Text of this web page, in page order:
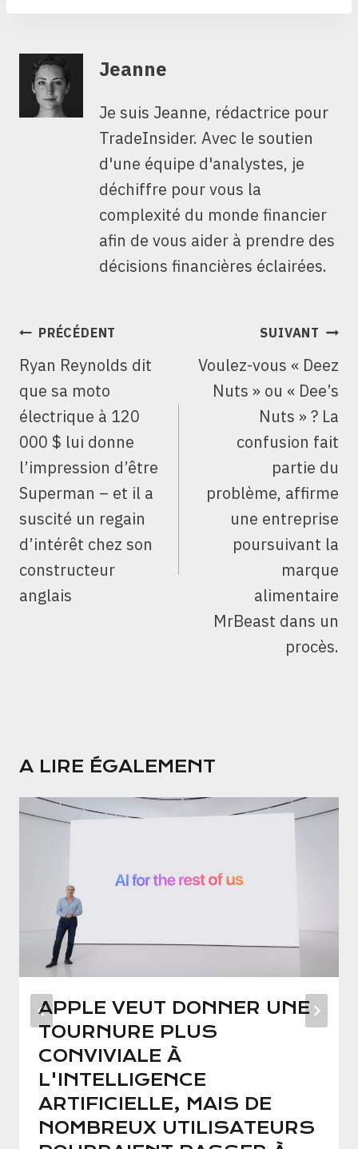
Jeanne
Je suis Jeanne, rédactrice pour
TradeInsider. Avec le soutien
d'une équipe d'analystes, je
déchiffre pour vous la
complexité du monde financier
afin de vous aider à prendre des
décisions financières éclairées.
NAVIGATION
L’ARTICLE
PRÉCÉDENT
Ryan Reynolds dit
que sa moto
électrique à 120
000 $ lui donne
l’impression d’être
Superman – et il a
suscité un regain
d’intérêt chez son
constructeur
anglais
SUIVANT
Voulez-vous « Deez
Nuts » ou « Dee’s
Nuts » ? La
confusion fait
partie du
problème, affirme
une entreprise
poursuivant la
marque
alimentaire
MrBeast dans un
procès.
A LIRE ÉGALEMENT
APPLE VEUT DONNER UNE
TOURNURE PLUS
CONVIVIALE À
L'INTELLIGENCE
ARTIFICIELLE, MAIS DE
NOMBREUX UTILISATEURS